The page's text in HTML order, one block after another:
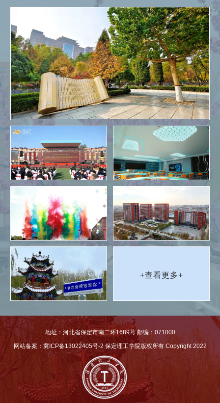
+查看更多+
地址：河北省保定市南二环1689号 邮编：071000
网站备案：冀ICP备13022405号-2 保定理工学院版权所有 Copyright 2022